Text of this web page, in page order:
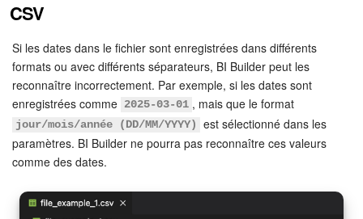
CSV
Si les dates dans le fichier sont enregistrées dans différents
formats ou avec différents séparateurs, BI Builder peut les
reconnaître incorrectement. Par exemple, si les dates sont
enregistrées comme 2025-03-01 , mais que le format
jour/mois/année (DD/MM/YYYY)
est sélectionné dans les
paramètres. BI Builder ne pourra pas reconnaître ces valeurs
comme des dates.